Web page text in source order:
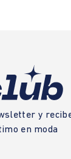
y
en moda